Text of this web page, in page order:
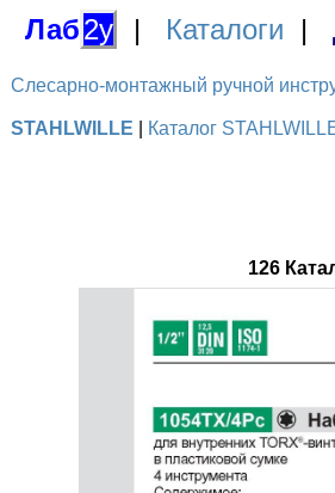
Лаб2у | Каталоги |
Слесарно-монтажный ручной
STAHLWILLE Каталог
126